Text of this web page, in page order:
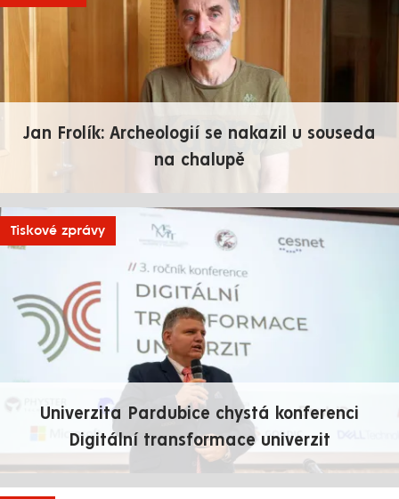
Jan Frolík: Archeologií se nakazil u souseda
na chalupě
Tiskové zprávy
Univerzita Pardubice chystá konferenci
Digitální transformace univerzit